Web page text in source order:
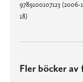
9789100107123
18)
Fler böcker